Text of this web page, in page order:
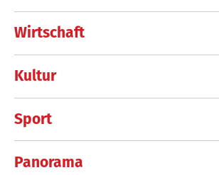
Wirtschaft
Kultur
Sport
Panorama